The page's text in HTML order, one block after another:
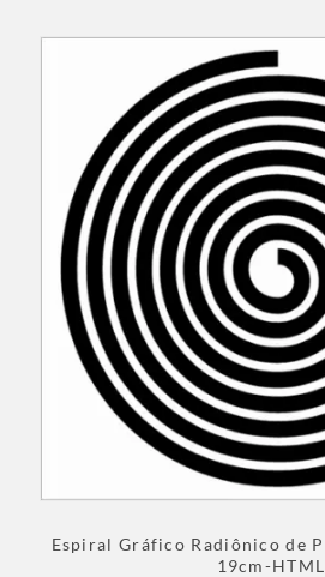
Espiral Gráfico Radiônico de
19cm-HTML